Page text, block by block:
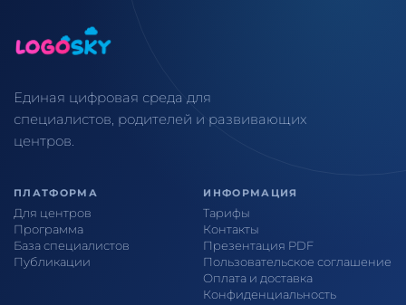
Единая цифровая среда для
специалистов, родителей и развивающих
центров.
ПЛАТФОРМА
Для центров
Программа
База специалистов
Публикации
ИНФОРМАЦИЯ
Тарифы
Контакты
Презентация PDF
Пользовательское соглашение
Оплата и доставка
Конфиденциальность